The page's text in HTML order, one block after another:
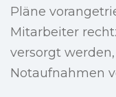
Pläne
Mitarbeiter
versorgt
Notaufnahmen